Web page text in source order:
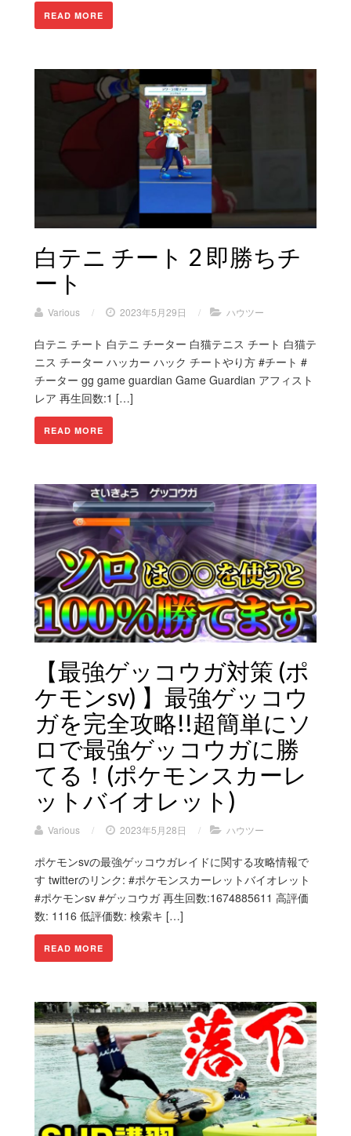
READ MORE
白テニ チート 2 即勝ちチ
ート
Various / 2023年5月29日 / ハウツー
白テニ チート 白テニ チーター 白猫テニス チート 白猫テ
ニス チーター ハッカー ハック チートやり方 #チート #
チーター gg game guardian Game Guardian アフィスト
レア 再生回数:1 […]
READ MORE
【最強ゲッコウガ対策 (ポ
ケモンsv) 】最強ゲッコウ
ガを完全攻略!!超簡単にソ
ロで最強ゲッコウガに勝
てる！(ポケモンスカーレ
ットバイオレット)
Various / 2023年5月28日 / ハウツー
ポケモンsvの最強ゲッコウガレイドに関する攻略情報で
す twitterのリンク: #ポケモンスカーレットバイオレット
#ポケモンsv #ゲッコウガ 再生回数:1674885611 高評価
数: 1116 低評価数: 検索キ […]
READ MORE